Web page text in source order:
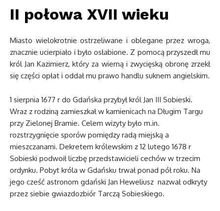
II połowa XVII wieku
Miasto wielokrotnie ostrzeliwane i oblegane przez wroga,
znacznie ucierpiało i było osłabione. Z pomocą przyszedł mu
król Jan Kazimierz, który za wierną i zwycięską obronę zrzekł
się części opłat i oddał mu prawo handlu suknem angielskim.
1 sierpnia 1677 r do Gdańska przybył król Jan III Sobieski.
Wraz z rodziną zamieszkał w kamienicach na Długim Targu
przy Zielonej Bramie. Celem wizyty było m.in.
rozstrzygnięcie sporów pomiędzy radą miejską a
mieszczanami. Dekretem królewskim z 12 lutego 1678 r
Sobieski podwoił liczbę przedstawicieli cechów w trzecim
ordynku. Pobyt króla w Gdańsku trwał ponad pół roku. Na
jego cześć astronom gdański Jan Heweliusz nazwał odkryty
przez siebie gwiazdozbiór Tarczą Sobieskiego.